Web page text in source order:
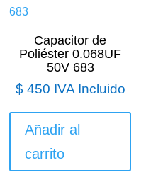
Capacitor de
Poliéster 0.068UF
50V 683
$450 IVA Incluido
Añadir al
carrito